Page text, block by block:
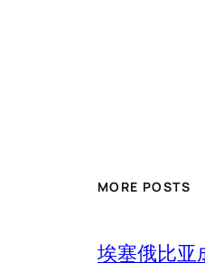
MORE POSTS
埃塞俄比亚